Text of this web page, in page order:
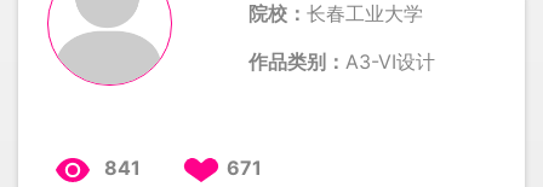
院校：长春工业大学
作品类别：A3-VI设计
841 671